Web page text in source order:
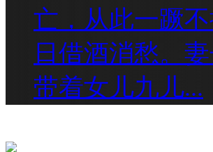
亡，从此一蹶
日借酒消愁。
带着女儿九儿...